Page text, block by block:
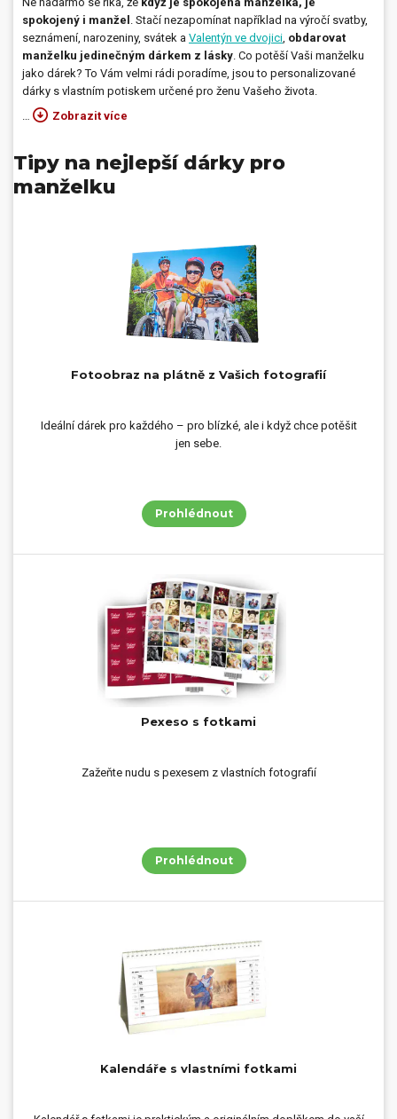
Dárečky
PO-PÁ 8:00 - 16:00
+420 516 770 521
napíšte nám
eshop@faxcopy.cz
Novinky Blog
Můj profil
spokojený i manžel . Stačí nezapomínat například na výročí svatby,
seznámení, narozeniny, svátek a Valentýn ve dvojici, obdarovat
manželku jedinečným dárkem z lásky. Co potěší Vaši manželku
jako dárek? To Vám velmi rádi poradíme, jsou to personalizované
dárky s vlastním potiskem určené pro ženu Vašeho života.
…
Zobrazit více
Tipy na nejlepší dárky pro
manželku
Fotoobraz na plátně z Vašich fotografií
Ideální dárek pro každého – pro blízké, ale i když chce potěšit
jen sebe.
Prohlédnout
Pexeso s fotkami
Zažeňte nudu s pexesem z vlastních fotografií
Prohlédnout
Kalendáře s vlastními fotkami